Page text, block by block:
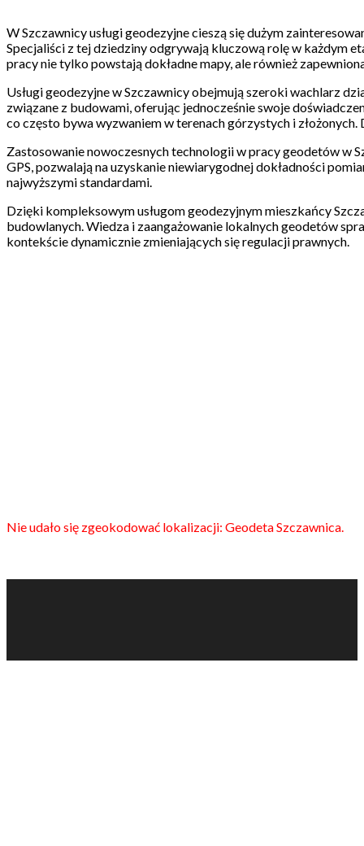
W Szczawnicy usługi geodezyjne cieszą się dużym
Specjaliści z tej dziedziny odgrywają kluczową rolę w każdym
pracy nie tylko powstają dokładne mapy, ale również
Usługi geodezyjne w Szczawnicy obejmują szeroki wachlarz
związane z budowami, oferując jednocześnie swoje
co często bywa wyzwaniem w terenach górzystych i
Zastosowanie nowoczesnych technologii w pracy geodetów w
GPS, pozwalają na uzyskanie niewiarygodnej dokładności
najwyższymi standardami.
Dzięki kompleksowym usługom geodezyjnym mieszkańcy
budowlanych. Wiedza i zaangażowanie lokalnych geodetów
kontekście dynamicznie zmieniających się regulacji prawnych.
Nie udało się zgeokodować lokalizacji: Geodeta Szczawnica.